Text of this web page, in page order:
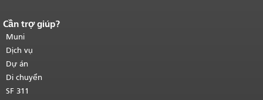
Kết thúc nội dung trang.
của trang này được lặp lại trên mọi
trang.Quay lại đầu trang nội dung
chính.
Cần trợ giúp?
Muni
Dịch vụ
Dự án
Di chuyển
SF 311